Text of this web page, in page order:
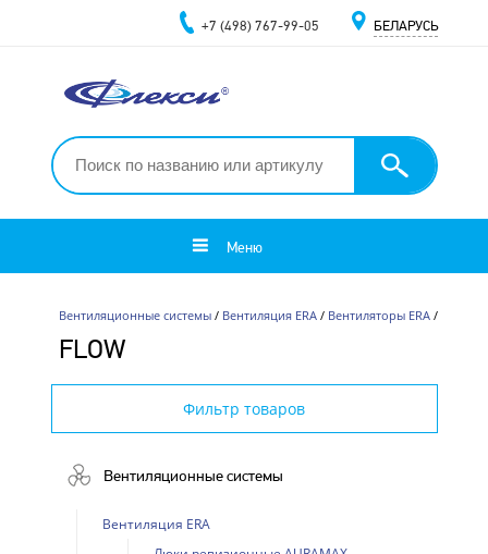
+7 (498) 767-99-05 БЕЛАРУСЬ
Меню
Вентиляционные системы/ Вентиляция ERA/ Вентиляторы ERA/
FLOW
Фильтр товаров
Вентиляционные системы
Вентиляция ERA